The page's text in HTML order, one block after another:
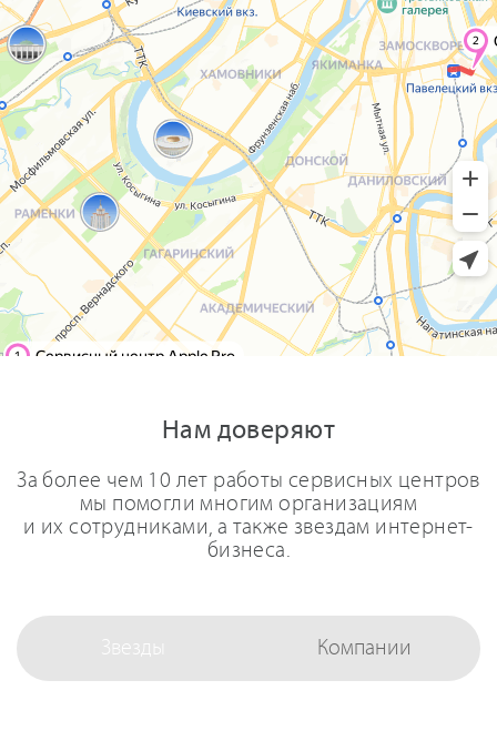
Нам доверяют
За более чем 10 лет работы сервисных центров
мы помогли многим организациям
и их сотрудниками, а также звездам интернет-
бизнеса.
Звезды Компании